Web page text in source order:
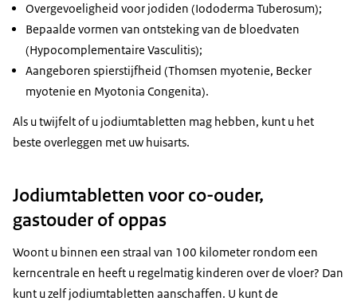
Overgevoeligheid voor jodiden (Iododerma Tuberosum);
Bepaalde vormen van ontsteking van de bloedvaten
(Hypocomplementaire Vasculitis);
Aangeboren spierstijfheid (Thomsen myotenie, Becker
myotenie en Myotonia Congenita).
Als u twijfelt of u jodiumtabletten mag hebben, kunt u het
beste overleggen met uw huisarts.
Jodiumtabletten voor co-ouder,
gastouder of oppas
Woont u binnen een straal van 100 kilometer rondom een
kerncentrale en heeft u regelmatig kinderen over de vloer? Dan
kunt u zelf jodiumtabletten aanschaffen. U kunt de